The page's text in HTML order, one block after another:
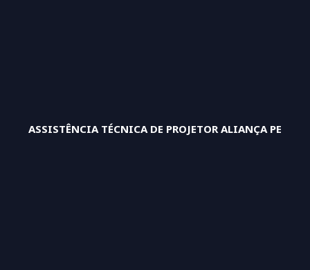
ASSISTÊNCIA TÉCNICA DE PROJETOR ALIANÇA PE